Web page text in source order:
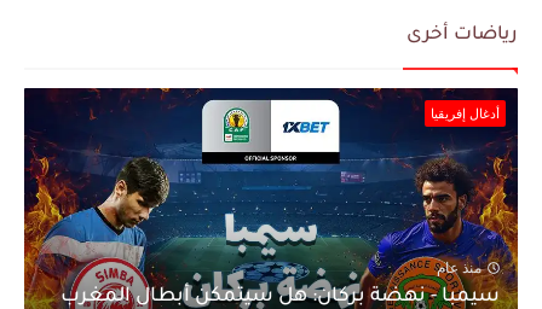
رياضات أخرى
أدغال إفريقيا
منذ عام
سيمبا - نهضة بركان: هل سيتمكن أبطال المغرب